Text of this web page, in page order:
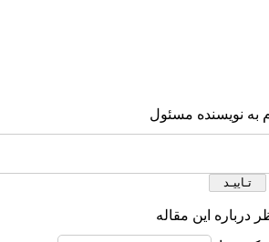
به نویسنده مسئول
درباره این مقاله